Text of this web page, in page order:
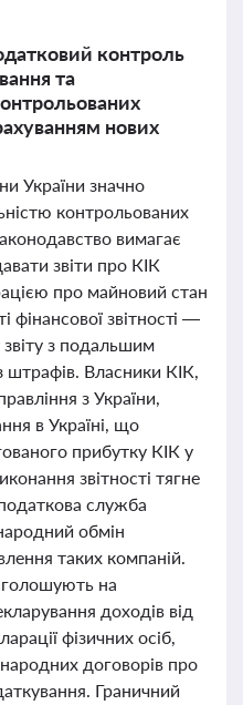
контроль
та
нових
України значно
контрольованих
вимагає
звіти про КІК
про майновий стан
фінансової звітності —
з подальшим
штрафів. Власники КІК,
з України,
в Україні, що
прибутку КІК у
звітності тягне
служба
обмін
таких компаній.
на
доходів від
фізичних осіб,
договорів про
Граничний